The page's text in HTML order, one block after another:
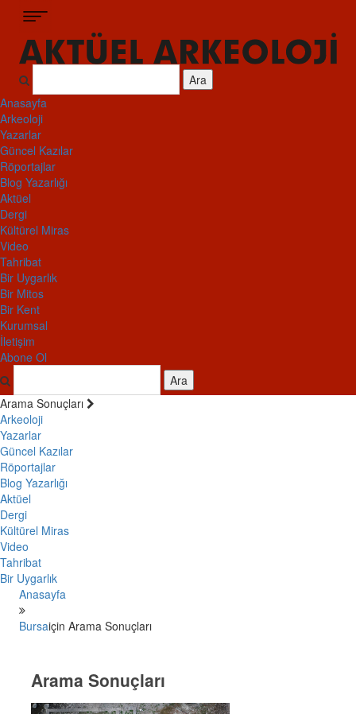
Ara
Anasayfa
Arkeoloji
Yazarlar
Güncel Kazılar
Röportajlar
Blog Yazarlığı
Aktüel
Dergi
Kültürel Miras
Video
Tahribat
Bir Uygarlık
Bir Mitos
Bir Kent
Kurumsal
İletişim
Abone Ol
Ara
Arama Sonuçları
Arkeoloji
Yazarlar
Güncel Kazılar
Röportajlar
Blog Yazarlığı
Aktüel
Dergi
Kültürel Miras
Video
Tahribat
Bir Uygarlık
Anasayfa
Bursaiçin Arama Sonuçları
Arama Sonuçları